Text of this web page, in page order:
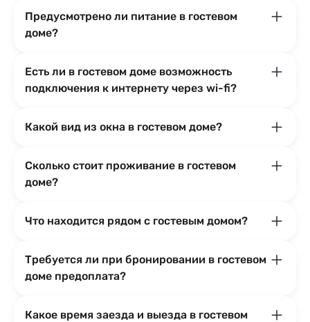
Предусмотрено ли питание в гостевом
доме?
Есть ли в гостевом доме возможность
подключения к интернету через wi-fi?
Какой вид из окна в гостевом доме?
Сколько стоит проживание в гостевом
доме?
Что находится рядом с гостевым домом?
Требуется ли при бронировании в гостевом
доме предоплата?
Какое время заезда и выезда в гостевом